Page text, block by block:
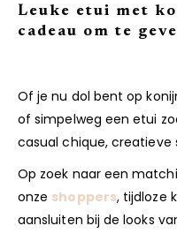
Leuke etui met
cadeau om te
Of je nu dol bent op
of simpelweg een etui
casual chique, creatieve
Op zoek naar een
onze shoppers, tijdloze
aansluiten bij de looks